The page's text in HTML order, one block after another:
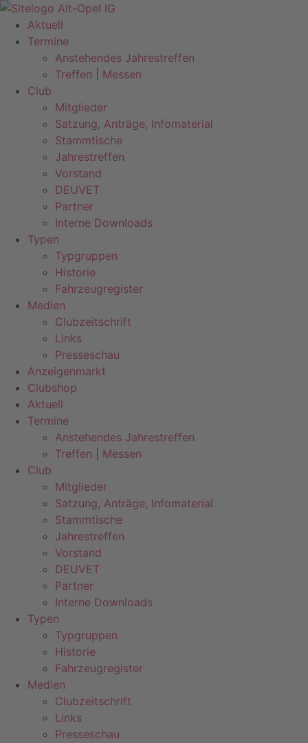
Zum
Inhalt
springen
Aktuell
Termine
Anstehendes Jahrestreffen
Treffen | Messen
Club
Mitglieder
Satzung, Anträge, Infomaterial
Stammtische
Jahrestreffen
Vorstand
DEUVET
Partner
Interne Downloads
Typen
Typgruppen
Historie
Fahrzeugregister
Medien
Clubzeitschrift
Links
Presseschau
Anzeigenmarkt
Clubshop
Aktuell
Termine
Anstehendes Jahrestreffen
Treffen | Messen
Club
Mitglieder
Satzung, Anträge, Infomaterial
Stammtische
Jahrestreffen
Vorstand
DEUVET
Partner
Interne Downloads
Typen
Typgruppen
Historie
Fahrzeugregister
Medien
Clubzeitschrift
Links
Presseschau